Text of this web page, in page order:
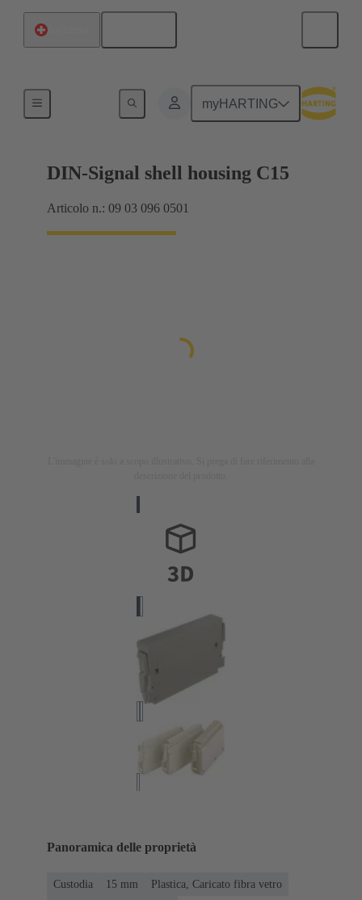
myHARTING
DIN-Signal shell housing C15
Articolo n.: 09 03 096 0501
Panoramica delle proprietà
Custodia 15 mm
Plastica, Caricato fibra vetro